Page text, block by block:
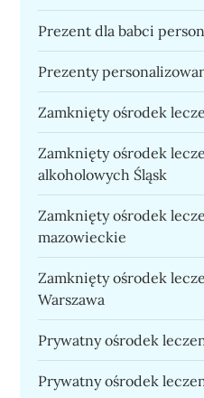
Prezent dla babci
Prezenty
Zamknięty ośrodek
Zamknięty ośrodek
alkoholowych Śląsk
Zamknięty ośrodek
mazowieckie
Zamknięty ośrodek
Warszawa
Prywatny ośrodek
Prywatny ośrodek